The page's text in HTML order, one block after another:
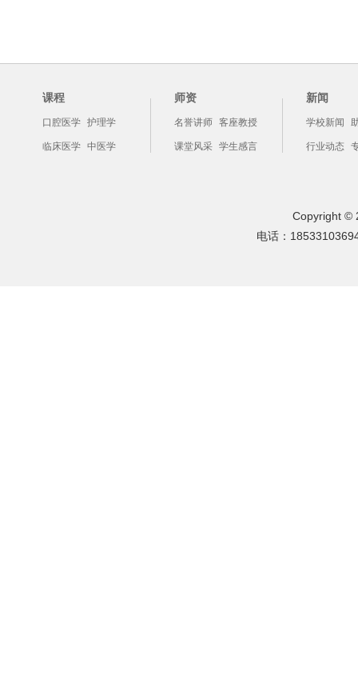
课程
口腔医学 护理学
临床医学 中医学
师资
名誉讲师 客座教授
课堂风采 学生感言
新闻
学校新闻
行业动态
Copyright ©
电话：